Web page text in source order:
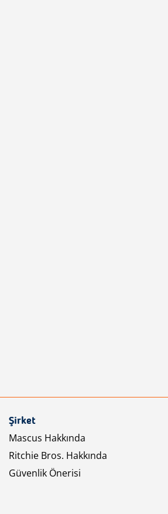
Şirket
Mascus Hakkında
Ritchie Bros. Hakkında
Güvenlik Önerisi